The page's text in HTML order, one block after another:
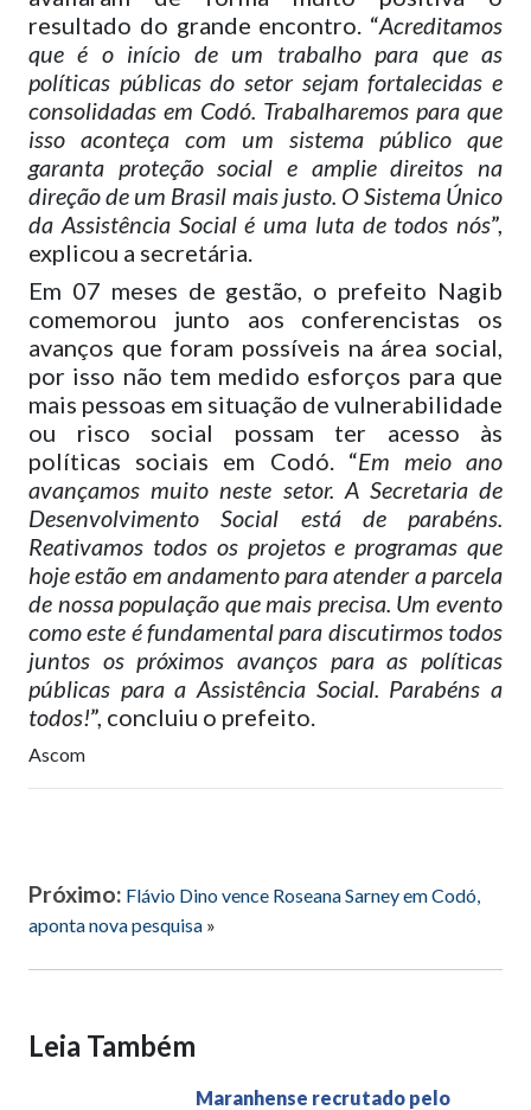
resultado do grande encontro. “Acreditamos
que é o início de um trabalho para que as
políticas públicas do setor sejam fortalecidas e
consolidadas em Codó. Trabalharemos para que
isso aconteça com um sistema público que
garanta proteção social e amplie direitos na
direção de um Brasil mais justo. O Sistema Único
da Assistência Social é uma luta de todos nós”,
explicou a secretária.
Em 07 meses de gestão, o prefeito Nagib
comemorou junto aos conferencistas os
avanços que foram possíveis na área social,
por isso não tem medido esforços para que
mais pessoas em situação de vulnerabilidade
ou risco social possam ter acesso às
políticas sociais em Codó. “Em meio ano
avançamos muito neste setor. A Secretaria de
Desenvolvimento Social está de parabéns.
Reativamos todos os projetos e programas que
hoje estão em andamento para atender a parcela
de nossa população que mais precisa. Um evento
como este é fundamental para discutirmos todos
juntos os próximos avanços para as políticas
públicas para a Assistência Social. Parabéns a
todos!”, concluiu o prefeito.
Ascom
Próximo: Flávio Dino vence Roseana Sarney em Codó,
aponta nova pesquisa »
Leia Também
Maranhense recrutado pelo